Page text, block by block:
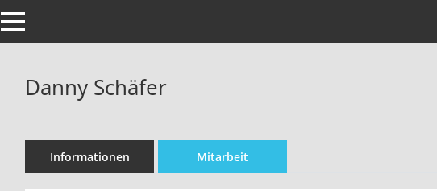
Toggle navigation
Danny Schäfer
Informationen Mitarbeit